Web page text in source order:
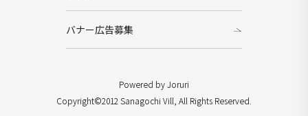
バナー広告募集
Powered by Joruri
Copyright©2012 Sanagochi Vill, All Rights Reserved.